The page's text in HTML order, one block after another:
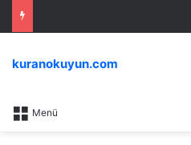
Menü
kuranokuyun.com